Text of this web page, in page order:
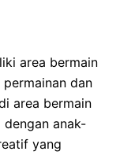
area bermain
dan
area bermain
anak-
yang